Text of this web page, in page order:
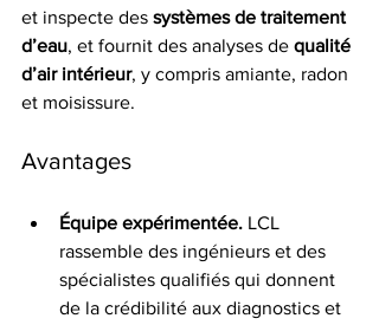
et inspecte des systèmes de traitement
d’eau, et fournit des analyses de qualité
d’air intérieur, y compris amiante, radon
et moisissure.
Avantages
Équipe expérimentée. LCL
rassemble des ingénieurs et des
spécialistes qualifiés qui donnent
de la crédibilité aux diagnostics et